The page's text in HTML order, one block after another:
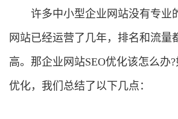
许多中小型企业网站没有专业
网站已经运营了几年，排名和流量
高。那企业网站SEO优化该怎么办
优化，我们总结了以下几点：